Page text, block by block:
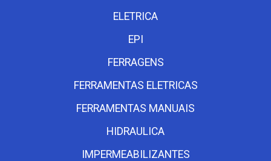
ELETRICA
EPI
FERRAGENS
FERRAMENTAS ELETRICAS
FERRAMENTAS MANUAIS
HIDRAULICA
IMPERMEABILIZANTES